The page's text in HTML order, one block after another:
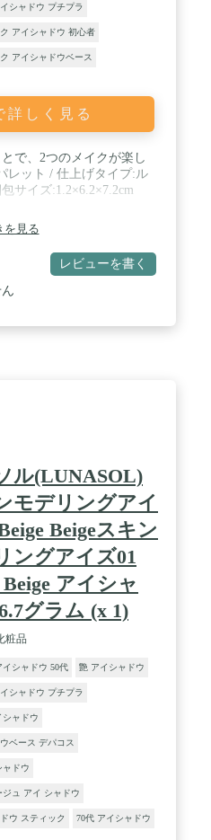
シャドウ プチプラ
アイシャドウ 初心者
アイシャドウベース
詳しく見る
で、2つのメイクが楽し
レット / 仕上げタイプ:ル
サイズ:1.2×6.2×7.2cm
を見る
レビューを書く
ル(LUNASOL)
モデリングアイ
Beigeスキン
ングアイズ01
Beige アイシャ
グラム (x 1)
粧品
イシャドウ 50代 艶 アイシャドウ
シャドウ プチプラ
シャドウ
ベース デパコス
ャドウ
ジュ アイ シャドウ
ウ スティック 70代 アイシャドウ